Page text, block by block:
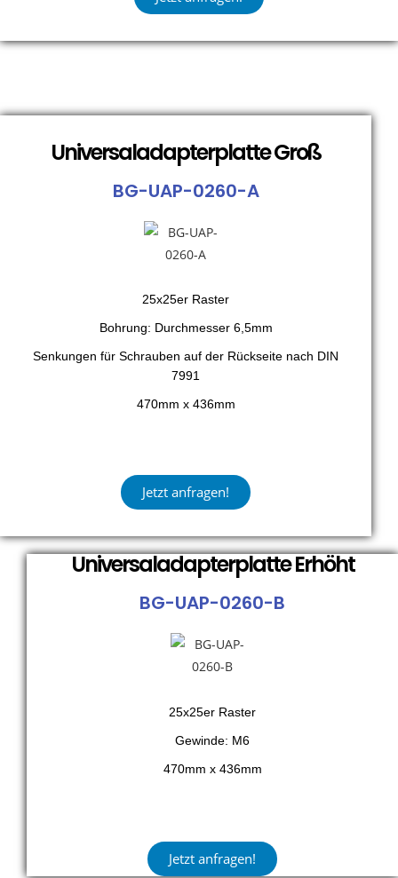
Universaladapterplatte Groß
BG-UAP-0260-A
25x25er Raster
Bohrung: Durchmesser 6,5mm
Senkungen für Schrauben auf der Rückseite nach DIN
7991
470mm x 436mm
Jetzt anfragen!
Universaladapterplatte Erhöht
BG-UAP-0260-B
25x25er Raster
Gewinde: M6
470mm x 436mm
Jetzt anfragen!